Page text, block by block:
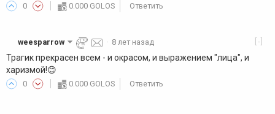
0 0.000 GOLOS Ответить
[-]
weesparrow · 8 лет назад
Трагик прекрасен всем - и окрасом, и выражением "лица", и
харизмой!😊
0 0.000 GOLOS Ответить